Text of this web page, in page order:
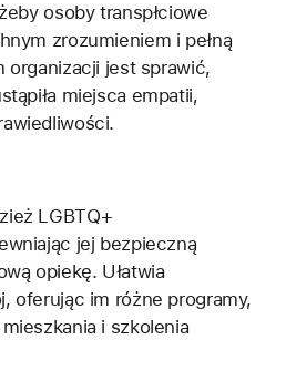
osoby transpłciowe
zrozumieniem i pełną
organizacji jest sprawić,
miejsca empatii,
LGBTQ+
jej bezpieczną
opiekę. Ułatwia
oferując im różne programy,
i szkolenia